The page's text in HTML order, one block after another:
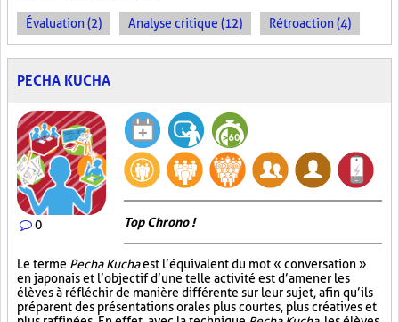
Évaluation (2) Analyse critique (12) Rétroaction (4)
PECHA KUCHA
0 Top Chrono !
Le terme Pecha Kuchaest l’équivalent du mot « conversation »
en japonais et l’objectif d’une telle activité est d’amener les
élèves à réfléchir de manière différente sur leur sujet, afin qu’ils
préparent des présentations orales plus courtes, plus créatives et